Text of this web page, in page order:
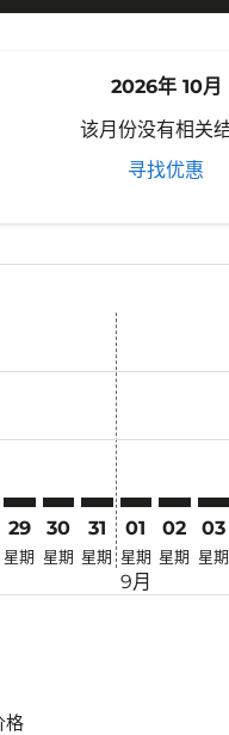
2026年 10月
该月份没有相关
寻找优惠
寻找优惠寻找优惠
disclaimer. 寻找优惠
offers-disclaimer. 寻找
view-offers-disclaimer.
cmp-view-offers-
cmp-view-offers-
SIN–DPS: cmp-view-
29
星期
SIN–DPS: cmp-
30
星期
SIN–DPS:
31
星期
01
星期
9月
02
星期
03
星期
格